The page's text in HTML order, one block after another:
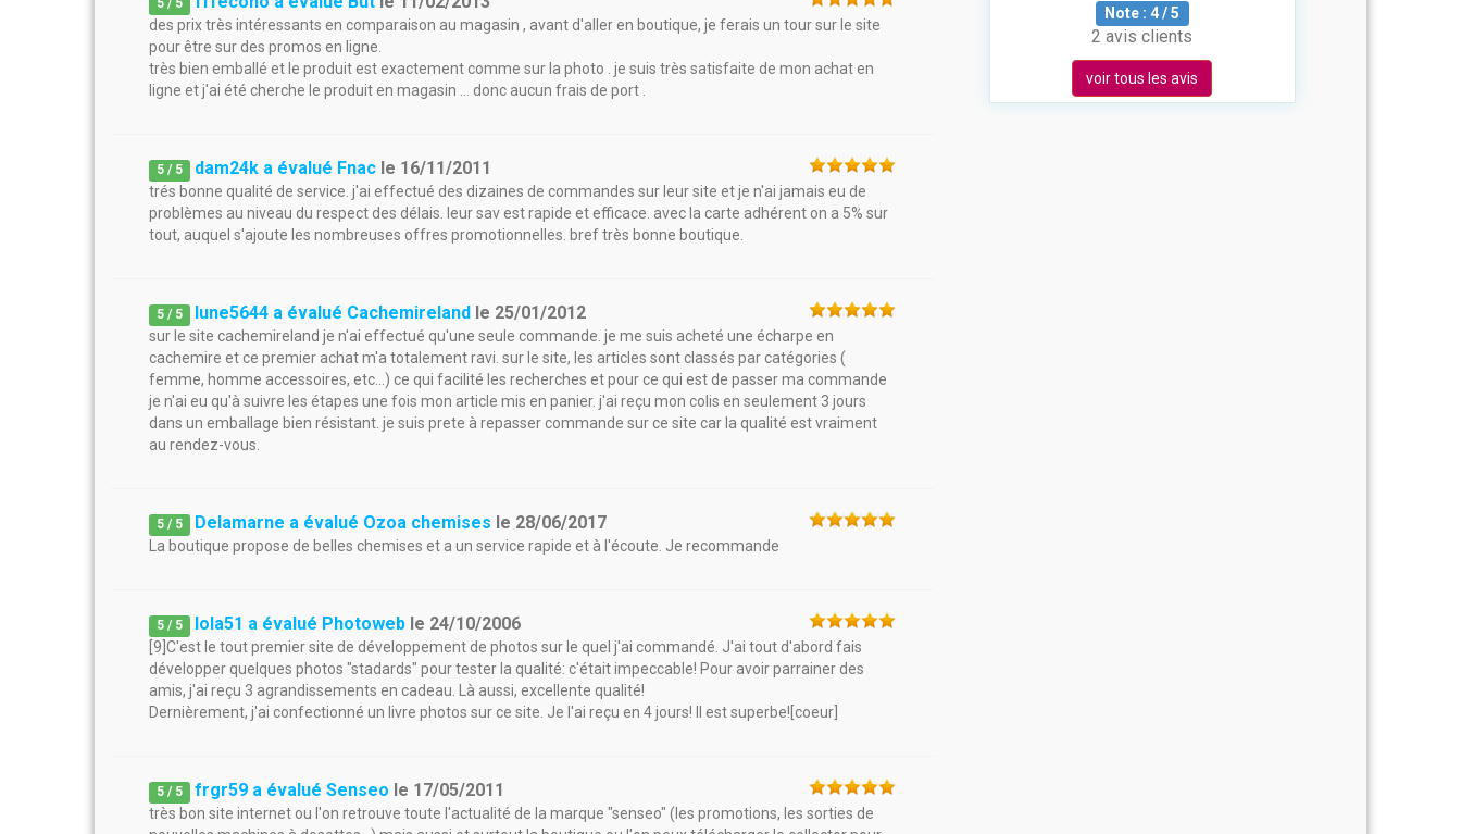
5 / 5
des prix très intéressants en comparaison au magasin , avant d'aller en boutique, je ferais un tour sur le site
pour être sur des promos en ligne.
très bien emballé et le produit est exactement comme sur la photo . je suis très satisfaite de mon achat en
ligne et j'ai été cherche le produit en magasin ... donc aucun frais de port .
5 / 5 dam24k a évalué Fnac le 16/11/2011
trés bonne qualité de service. j'ai effectué des dizaines de commandes sur leur site et je n'ai jamais eu de
problèmes au niveau du respect des délais. leur sav est rapide et efficace. avec la carte adhérent on a 5% sur
tout, auquel s'ajoute les nombreuses offres promotionnelles. bref très bonne boutique.
5 / 5 lune5644 a évalué Cachemireland le 25/01/2012
sur le site cachemireland je n'ai effectué qu'une seule commande. je me suis acheté une écharpe en
cachemire et ce premier achat m'a totalement ravi. sur le site, les articles sont classés par catégories (
femme, homme accessoires, etc...) ce qui facilité les recherches et pour ce qui est de passer ma commande
je n'ai eu qu'à suivre les étapes une fois mon article mis en panier. j'ai reçu mon colis en seulement 3 jours
dans un emballage bien résistant. je suis prete à repasser commande sur ce site car la qualité est vraiment
au rendez-vous.
5 / 5 Delamarne a évalué Ozoa chemises le 28/06/2017
La boutique propose de belles chemises et a un service rapide et à l'écoute. Je recommande
5 / 5 lola51 a évalué Photoweb le 24/10/2006
[9]C'est le tout premier site de développement de photos sur le quel j'ai commandé. J'ai tout d'abord fais
développer quelques photos "stadards" pour tester la qualité: c'était impeccable! Pour avoir parrainer des
amis, j'ai reçu 3 agrandissements en cadeau. Là aussi, excellente qualité!
Dernièrement, j'ai confectionné un livre photos sur ce site. Je l'ai reçu en 4 jours! Il est superbe![coeur]
5 / 5 frgr59 a évalué Senseo le 17/05/2011
très bon site internet ou l'on retrouve toute l'actualité de la marque "senseo" (les promotions, les sorties de
Note : 4/5
2 avis clients
voir tous les avis